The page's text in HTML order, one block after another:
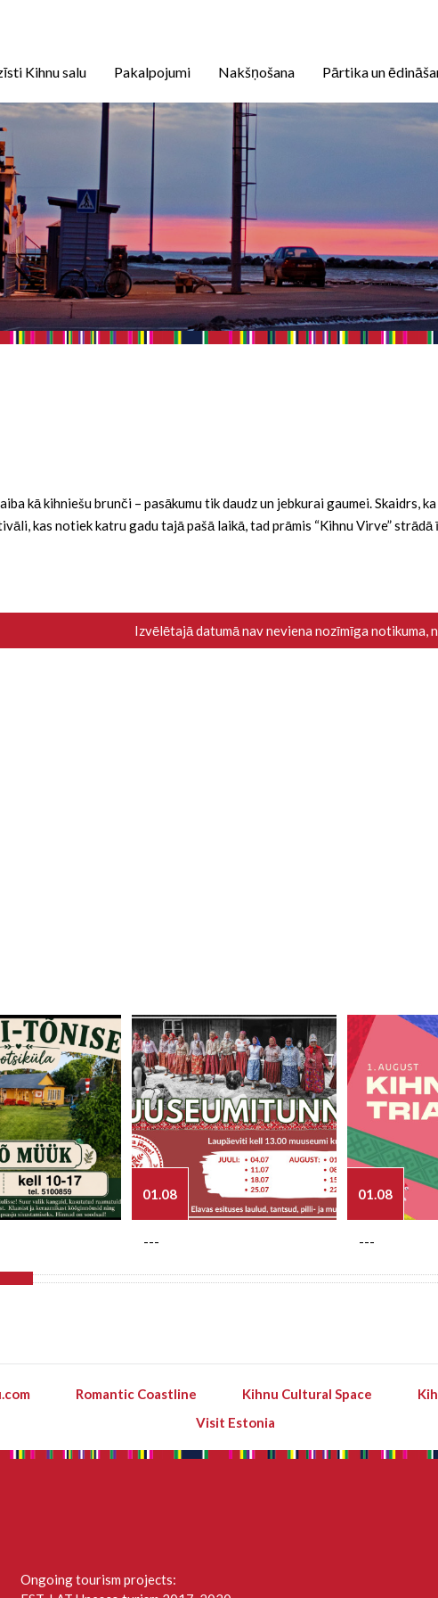
Kihnu salu Pakalpojumi Nakšņošana Pārtika un
kā kihniešu brunči – pasākumu tik daudz un jebkurai gaumei. Skaidrs,
kas notiek katru gadu tajā pašā laikā, tad prāmis “Kihnu Virve”
Izvēlētajā datumā nav neviena nozīmīga notikuma,
01.08
---
01.08
---
Romantic Coastline Kihnu Cultural Space
Visit Estonia
Ongoing tourism projects: